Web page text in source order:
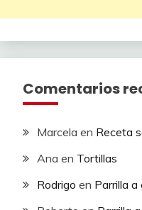
Comentarios
Marcela en Receta
Ana en Tortillas
Rodrigo en Parrilla a